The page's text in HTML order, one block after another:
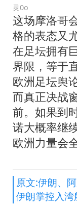
灵0o
这场摩洛哥
格的表态又
在足坛拥有
界限，等于
欧洲足坛舆
而真正决战
前。如果到
诺大概率继
欧洲力量会
原文:伊朗、
伊朗掌控入湾